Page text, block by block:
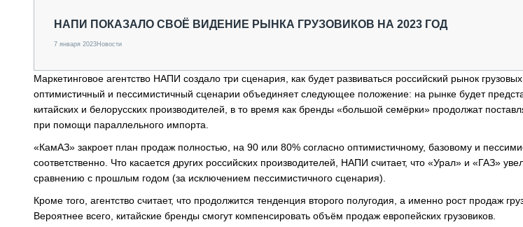
ГРУЗОПЕРЕВОЗКИ
ИСПЫТАТЕЛИ
ТЕХНОЛОГИИ
ДОРОЖНАЯ ИНДУСТРИЯ
СЕРВИСМЕНЫ
НАПИ ПОКАЗАЛО СВОЁ ВИДЕНИЕ РЫНКА ГРУЗОВИКОВ НА 2023 ГОД
7 января 2023Новости
Маркетинговое агентство НАПИ создало три сценария, как будет развиваться российский рынок
оптимистичный и пессимистичный сценарии объединяет следующее положение: на рынке будет
китайских и белорусских производителей, в то время как бренды «большой семёрки» продолжат
при помощи параллельного импорта.
«КамАЗ» закроет план продаж полностью, на 90 или 80% согласно оптимистичному, базовому и
соответственно. Что касается других российских производителей, НАПИ считает, что «Урал» и «ГАЗ»
сравнению с прошлым годом (за исключением пессимистичного сценария).
Кроме того, агентство считает, что продолжится тенденция второго полугодия, а именно рост продаж
Вероятнее всего, китайские бренды смогут компенсировать объём продаж европейских грузовиков.